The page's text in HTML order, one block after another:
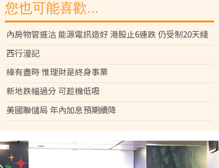
您也可能喜歡...
內房物管捱沽 能源電訊造好 港股止6連跌 仍受制20天綫
西行漫記
緣有盡時 惟理財是終身事業
新地跌幅過分 可趁機低吸
美國聯儲局 年內加息預期續降